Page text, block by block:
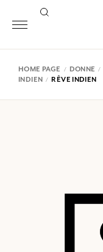
HOME PAGE DONNE
INDIEN
RÊVE INDIEN